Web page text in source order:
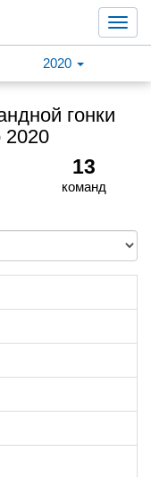
2020
гонки
13
команд